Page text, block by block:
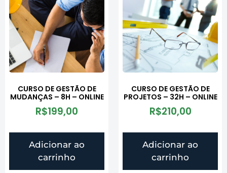
CURSO DE GESTÃO DE
MUDANÇAS – 8H – ONLINE
R$199,00
Adicionar ao
carrinho
CURSO DE GESTÃO DE
PROJETOS – 32H – ONLINE
R$210,00
Adicionar ao
carrinho